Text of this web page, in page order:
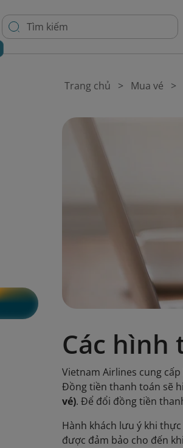
Trang chủ Mua vé
Các
Vietnam Airlines cung
Đồng tiền thanh toán sẽ
vé). Để đổi đồng tiền
Hành khách lưu ý khi
được đảm bảo cho đến